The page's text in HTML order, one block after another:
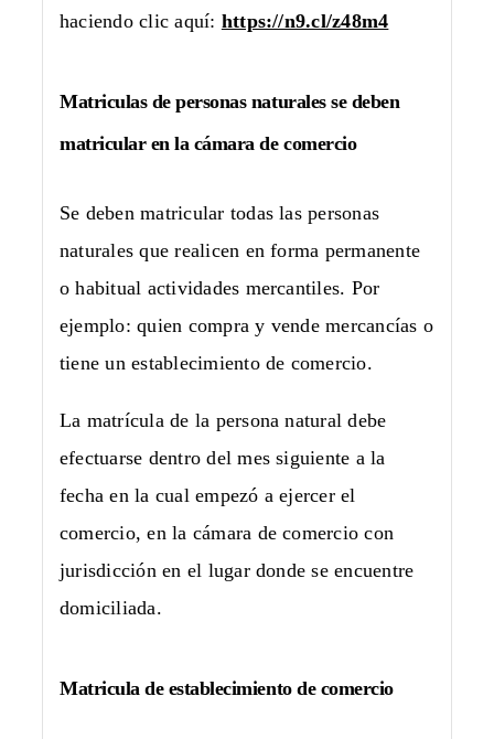
haciendo clic aquí: https://n9.cl/z48m4
Matriculas de personas naturales se deben
matricular en la cámara de comercio
Se deben matricular todas las personas
naturales que realicen en forma permanente
o habitual actividades mercantiles. Por
ejemplo: quien compra y vende mercancías o
tiene un establecimiento de comercio.
La matrícula de la persona natural debe
efectuarse dentro del mes siguiente a la
fecha en la cual empezó a ejercer el
comercio, en la cámara de comercio con
jurisdicción en el lugar donde se encuentre
domiciliada.
Matricula de establecimiento de comercio